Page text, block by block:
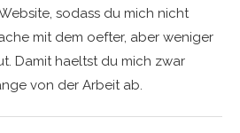
sodass du mich nicht
mit dem oefter, aber weniger
Damit haeltst du mich zwar
von der Arbeit ab.